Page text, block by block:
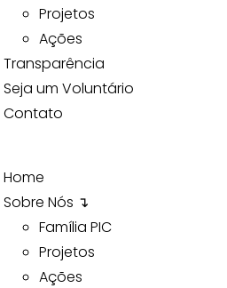
Projetos
Ações
Transparência
Seja um Voluntário
Contato
Home
Sobre Nós ↴
Família PIC
Projetos
Ações